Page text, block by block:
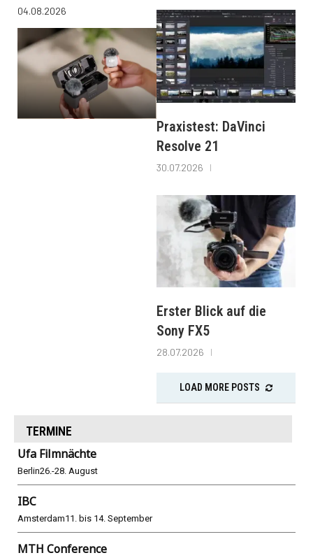
04.08.2026
Praxistest: DaVinci
Resolve 21
30.07.2026
Erster Blick auf die
Sony FX5
28.07.2026
LOAD MORE POSTS
TERMINE
Ufa Filmnächte
Berlin26.-28. August
IBC
Amsterdam11. bis 14. September
MTH Conference